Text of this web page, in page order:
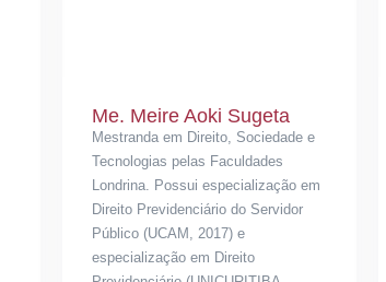
Me. Meire Aoki Sugeta
Mestranda em Direito, Sociedade e
Tecnologias pelas Faculdades
Londrina. Possui especialização em
Direito Previdenciário do Servidor
Público (UCAM, 2017) e
especialização em Direito